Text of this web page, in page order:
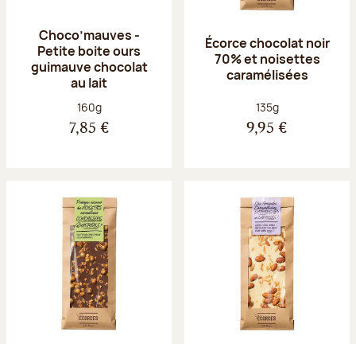
Choco’mauves -
Petite boite ours
guimauve chocolat
au lait
Poids net :
160g
7,85 €
Écorce chocolat noir
70% et noisettes
caramélisées
Poids net :
135g
9,95 €